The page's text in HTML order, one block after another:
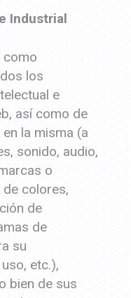
Industrial
como
los
e
así como de
la misma (a
sonido, audio,
o
colores,
de
de
su
etc.),
bien de sus